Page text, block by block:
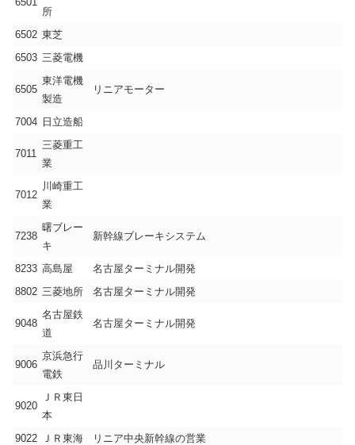
所
6502 東芝
6503 三菱電機
6505
東洋電機
製造
リニアモーター
7004 日立造船
7011
三菱重工
業
7012
川崎重工
業
7238
曙ブレー
キ
新幹線ブレーキシステム
8233 高島屋
名古屋ターミナル開発
8802 三菱地所 名古屋ターミナル開発
9048
名古屋鉄
道
名古屋ターミナル開発
9006
京浜急行
電鉄
品川ターミナル
9020
ＪＲ東日
本
9022
ＪＲ東海 リニア中央新幹線の営業